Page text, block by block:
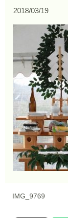
2018/03/19
IMG_9769